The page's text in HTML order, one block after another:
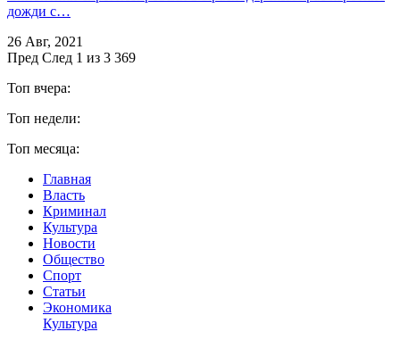
дожди с…
26 Авг, 2021
Пред След 1 из 3 369
Топ вчера:
Топ недели:
Топ месяца:
Главная
Власть
Криминал
Культура
Новости
Общество
Спорт
Статьи
Экономика
Культура